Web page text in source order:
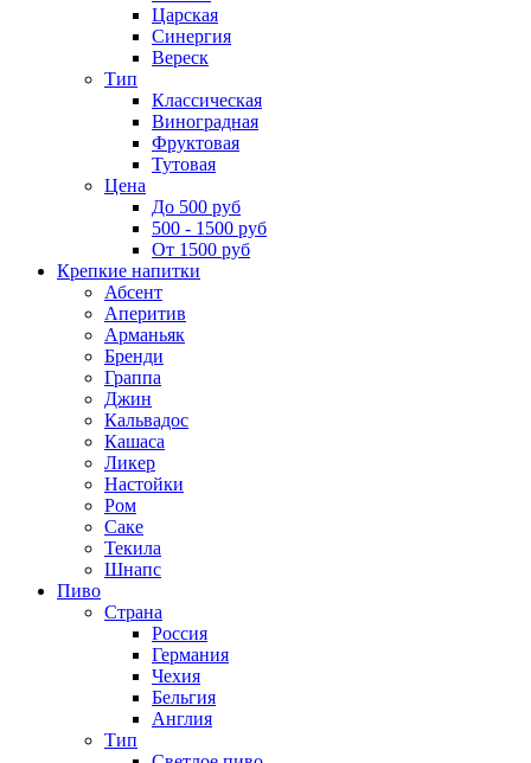
Царская
Синергия
Вереск
Тип
Классическая
Виноградная
Фруктовая
Тутовая
Цена
До 500 руб
500 - 1500 руб
От 1500 руб
Крепкие напитки
Абсент
Аперитив
Арманьяк
Бренди
Граппа
Джин
Кальвадос
Кашаса
Ликер
Настойки
Ром
Саке
Текила
Шнапс
Пиво
Страна
Россия
Германия
Чехия
Бельгия
Англия
Тип